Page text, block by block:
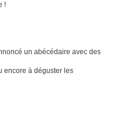
!
un abécédaire avec des
encore à déguster les